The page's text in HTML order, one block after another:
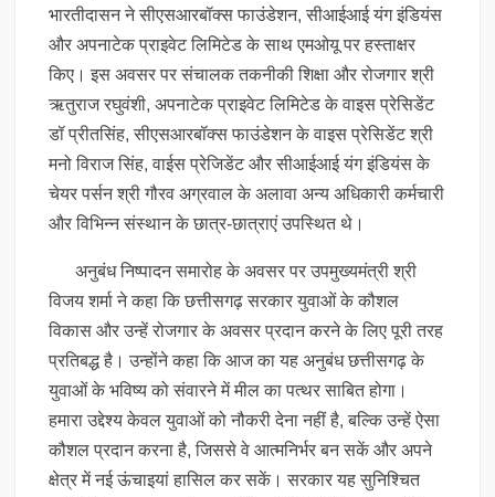
भारतीदासन ने सीएसआरबॉक्स फाउंडेशन, सीआईआई यंग इंडियंस
और अपनाटेक प्राइवेट लिमिटेड के साथ एमओयू पर हस्ताक्षर
किए। इस अवसर पर संचालक तकनीकी शिक्षा और रोजगार श्री
ऋतुराज रघुवंशी, अपनाटेक प्राइवेट लिमिटेड के वाइस प्रेसिडेंट
डॉ प्रीतसिंह, सीएसआरबॉक्स फाउंडेशन के वाइस प्रेसिडेंट श्री
मनो विराज सिंह, वाईस प्रेजिडेंट और सीआईआई यंग इंडियंस के
चेयर पर्सन श्री गौरव अग्रवाल के अलावा अन्य अधिकारी कर्मचारी
और विभिन्न संस्थान के छात्र-छात्राएं उपस्थित थे।
अनुबंध निष्पादन समारोह के अवसर पर उपमुख्यमंत्री श्री
विजय शर्मा ने कहा कि छत्तीसगढ़ सरकार युवाओं के कौशल
विकास और उन्हें रोजगार के अवसर प्रदान करने के लिए पूरी तरह
प्रतिबद्ध है। उन्होंने कहा कि आज का यह अनुबंध छत्तीसगढ़ के
युवाओं के भविष्य को संवारने में मील का पत्थर साबित होगा।
हमारा उद्देश्य केवल युवाओं को नौकरी देना नहीं है, बल्कि उन्हें ऐसा
कौशल प्रदान करना है, जिससे वे आत्मनिर्भर बन सकें और अपने
क्षेत्र में नई ऊंचाइयां हासिल कर सकें। सरकार यह सुनिश्चित